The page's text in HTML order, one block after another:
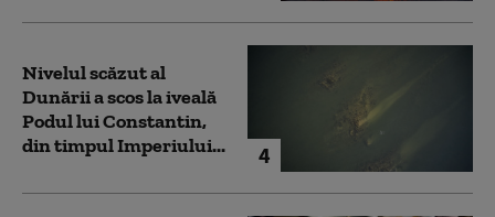
4
Nivelul scăzut al
Dunării a scos la iveală
Podul lui Constantin,
din timpul Imperiului...